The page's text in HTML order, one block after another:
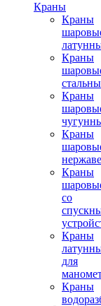
Краны
Краны
Краны
Краны
Краны
Краны
со
Краны
для
Краны